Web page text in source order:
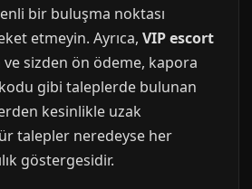
bir buluşma noktası
etmeyin. Ayrıca, VIP escort
sizden ön ödeme, kapora
gibi taleplerde bulunan
kesinlikle uzak
talepler neredeyse her
göstergesidir.